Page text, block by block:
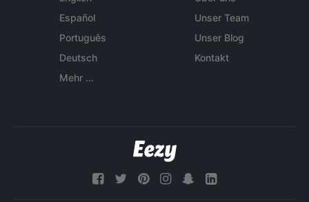
Español
Português
Deutsch
Mehr ...
Unser Team
Unser Blog
Kontakt